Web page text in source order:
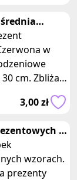
w
cm. Zbliżają
a my
3,00 zł
I
wzorach.
prezenty